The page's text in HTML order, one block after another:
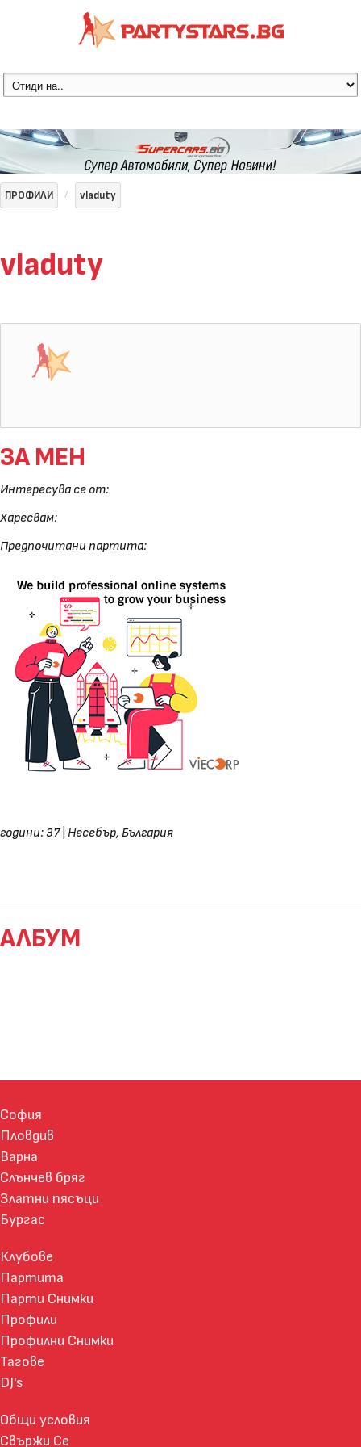
ПРОФИЛИ vladuty
vladuty
ЗА МЕН
Интересува се от:
Харесвам:
Предпочитани партита:
години: 37| Несебър, България
АЛБУМ
София
Пловдив
Варна
Слънчев бряг
Златни пясъци
Бургас
Клубове
Партита
Парти Снимки
Профили
Профилни Снимки
Тагове
DJ's
Общи условия
Свържи Се